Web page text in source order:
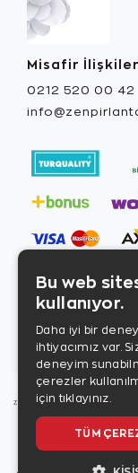
Misafir
0212 520 00 42
Copyright
Zen
Turquality
Kullanım Şartları
Bu web
kullanıyor.
Daha iyi bir
ihtiyacımız var.
deneyim
çerezler
için tıklayınız.
TÜM